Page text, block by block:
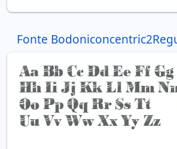
Fonte